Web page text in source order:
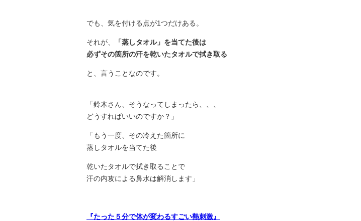
でも、気を付ける点が1つだけある。
それが、
「蒸しタオル」を当てた後は
必ずその箇所の汗を乾いたタオルで拭き取る
と、言うことなのです。
「鈴木さん、そうなってしまったら、、、
どうすればいいのですか？」
「もう一度、その冷えた箇所に
蒸しタオルを当てた後
乾いたタオルで拭き取ることで
汗の内攻による鼻水は解消します」
『たった５分で体が変わるすごい熱刺激』